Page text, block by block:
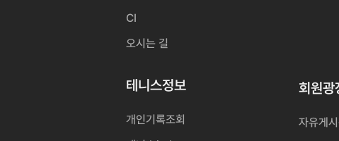
CI
오시는 길
테니스정보
개인기록조회
회원광
자유게